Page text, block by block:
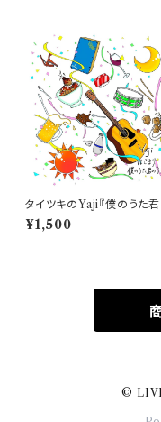
タイツキのYaji『僕のうた
た/はじまり』1st single
¥1,500
©